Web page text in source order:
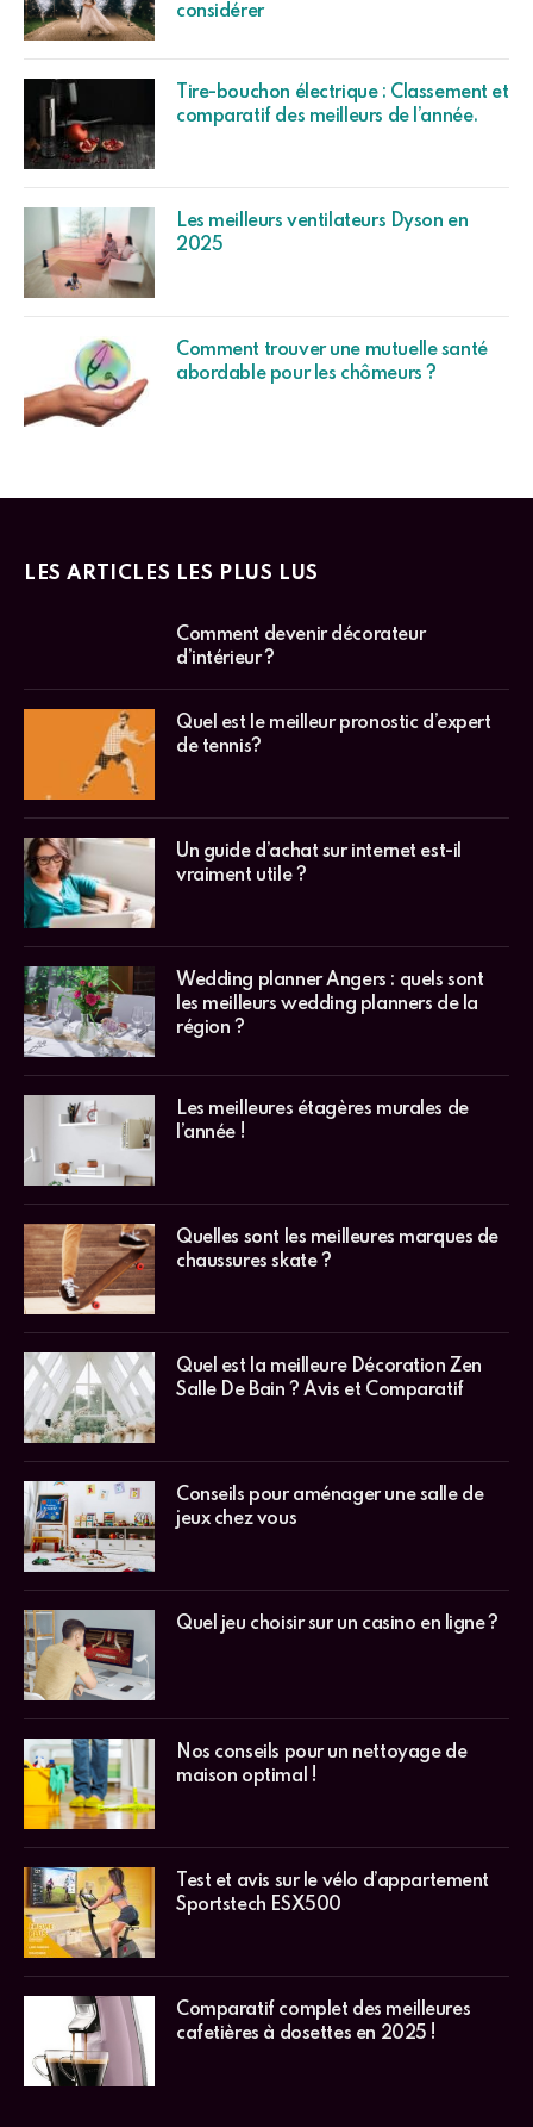
considérer
Tire-bouchon électrique : Classement et
comparatif des meilleurs de l’année.
Les meilleurs ventilateurs Dyson en
2025
Comment trouver une mutuelle santé
abordable pour les chômeurs ?
LES ARTICLES LES PLUS LUS
Comment devenir décorateur
d’intérieur ?
Quel est le meilleur pronostic d’expert
de tennis?
Un guide d’achat sur internet est-il
vraiment utile ?
Wedding planner Angers : quels sont
les meilleurs wedding planners de la
région ?
Les meilleures étagères murales de
l’année !
Quelles sont les meilleures marques de
chaussures skate ?
Quel est la meilleure Décoration Zen
Salle De Bain ? Avis et Comparatif
Conseils pour aménager une salle de
jeux chez vous
Quel jeu choisir sur un casino en ligne ?
Nos conseils pour un nettoyage de
maison optimal !
Test et avis sur le vélo d’appartement
Sportstech ESX500
Comparatif complet des meilleures
cafetières à dosettes en 2025 !